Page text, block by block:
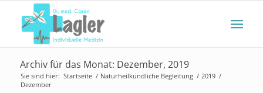
Archiv für das Monat: Dezember, 2019
Sie sind hier: Startseite / Naturheilkundliche Begleitung / 2019 /
Dezember